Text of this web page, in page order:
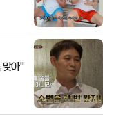
맞아"